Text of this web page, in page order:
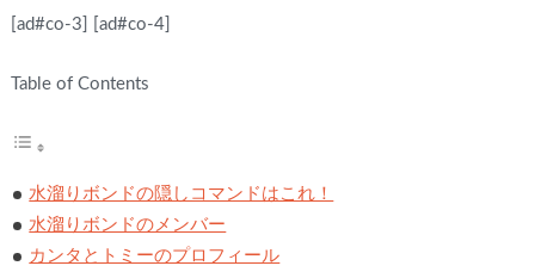
[ad#co-3] [ad#co-4]
Table of Contents
水溜りボンドの隠しコマンドはこれ！
水溜りボンドのメンバー
カンタとトミーのプロフィール